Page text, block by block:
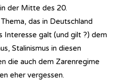
der Mitte des 20.
das in Deutschland
Interesse galt (und gilt ?) dem
Stalinismus in diesen
die auch dem Zarenregime
eher vergessen.